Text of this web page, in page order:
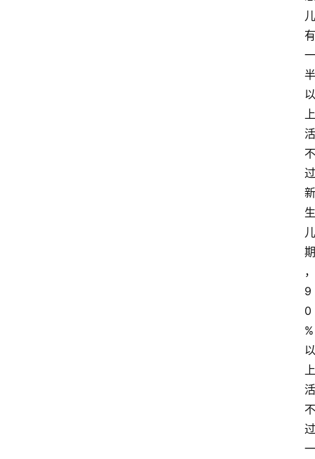
儿
有
一
半
以
上
活
不
过
新
生
儿
期
，
9
0
%
以
上
活
不
过
一